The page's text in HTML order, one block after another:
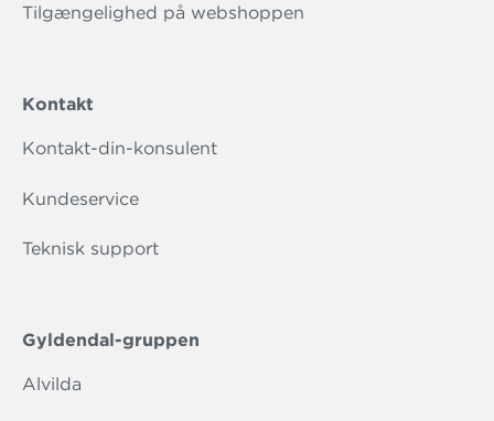
Tilgængelighed på webshoppen
Kontakt
Kontakt-din-konsulent
Kundeservice
Teknisk support
Gyldendal-gruppen
Alvilda